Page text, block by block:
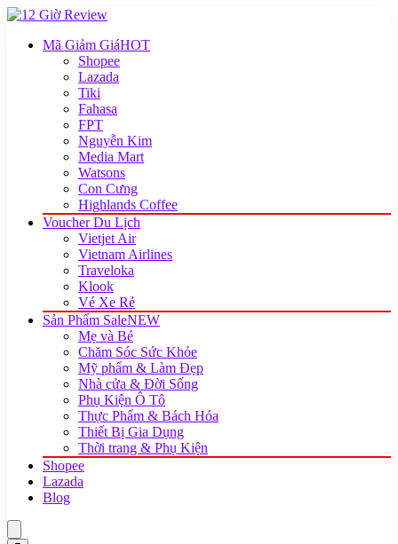
Mã Giảm GiáHOT
Shopee
Lazada
Tiki
Fahasa
FPT
Nguyễn Kim
Media Mart
Watsons
Con Cưng
Highlands Coffee
Voucher Du Lịch
Vietjet Air
Vietnam Airlines
Traveloka
Klook
Vé Xe Rẻ
Sản Phẩm SaleNEW
Mẹ và Bé
Chăm Sóc Sức Khỏe
Mỹ phẩm & Làm Đẹp
Nhà cửa & Đời Sống
Phụ Kiện Ô Tô
Thực Phẩm & Bách Hóa
Thiết Bị Gia Dụng
Thời trang & Phụ Kiện
Shopee
Lazada
Blog